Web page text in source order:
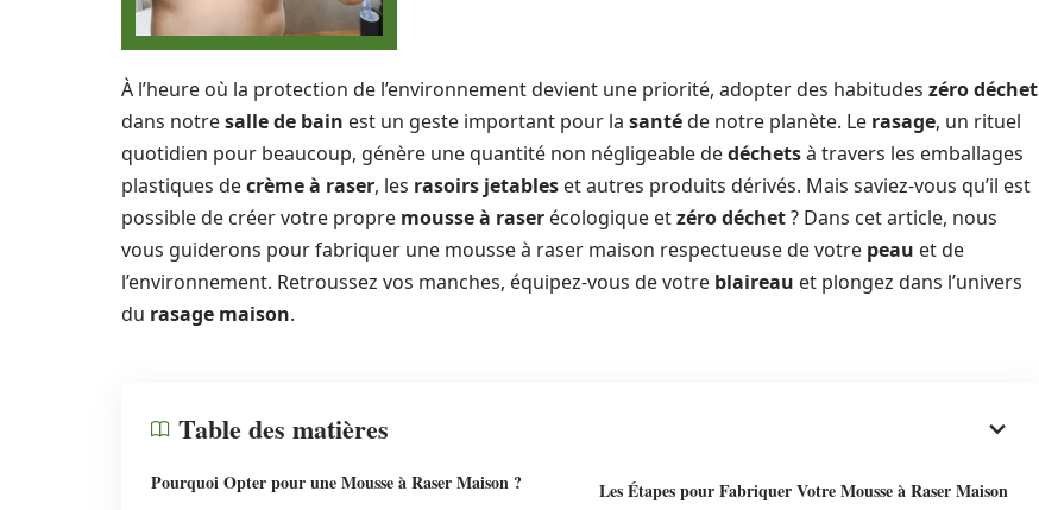
À l’heure où la protection de l’environnement devient une priorité, adopter des habitudes zéro déchet
dans notresalle de bain est un geste important pour la santéde notre planète. Le rasage, un rituel
quotidien pour beaucoup, génère une quantité non négligeable dedéchetsà travers les emballages
plastiques decrème à raser, les rasoirs jetables et autres produits dérivés. Mais saviez-vous qu’il est
possible de créer votre propre mousse à raser écologique etzéro déchet? Dans cet article, nous
vous guiderons pour fabriquer une mousse à raser maison respectueuse de votre peau et de
l’environnement. Retroussez vos manches, équipez-vous de votre blaireau et plongez dans l’univers
du rasage maison.
Table des matières
Pourquoi Opter pour une Mousse à Raser Maison ?
Les Étapes pour Fabriquer Votre Mousse à Raser Maison